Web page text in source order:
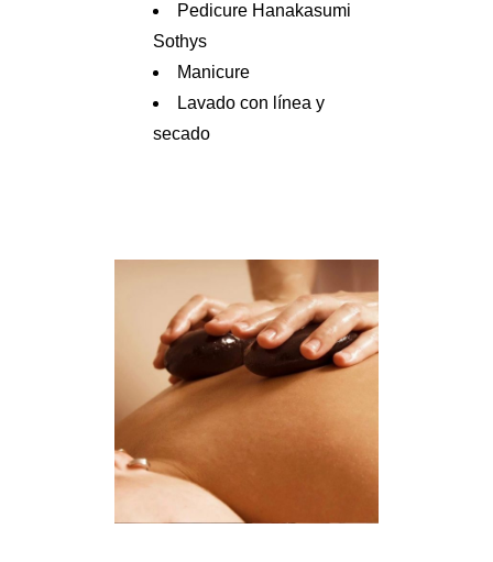
Pedicure Hanakasumi
Sothys
Manicure
Lavado con línea y
secado